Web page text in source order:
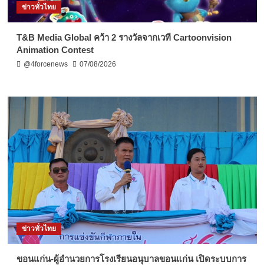
ข่าวทั่วไทย
T&B Media Global คว้า 2 รางวัลจากเวที Cartoonvision
Animation Contest
@4forcenews 07/08/2026
ข่าวทั่วไทย
ขอนแก่น-ผู้อำนวยการโรงเรียนอนุบาลขอนแก่น เปิดระบบการ